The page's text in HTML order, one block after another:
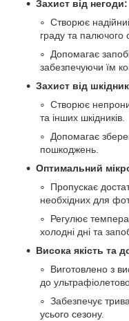
Захист від негоди:
Створює
граду та палючого
Допомагає
забезпечуючи їм
Захист від
Створює
та інших шкідників.
Допомагає
пошкоджень.
Оптимальний
Пропускає
необхідних для
Регулює
холодні дні та
Висока якість та
Виготовлено з
до
Забезпечує
усього сезону.